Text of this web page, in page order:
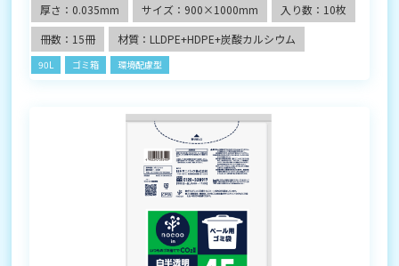
厚さ：0.035mm サイズ：900×1000mm
入り数：10枚
冊数：15冊
材質：LLDPE+HDPE+炭酸カルシウム
90L ゴミ箱 環境配慮型